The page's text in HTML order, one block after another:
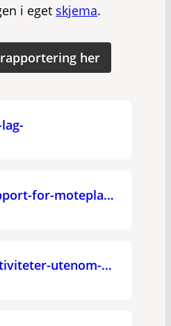
i eget skjema.
her
Likepersonsrapport-for-moteplass
Rapport-for-aktiviteter-utenom-moteplass-